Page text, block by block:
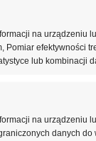
na urządzeniu
Pomiar efektywności
lub kombinacji
na urządzeniu
danych do
w postaci folii
taśmy
i pierwszy rząd
dylatacyjnej.
izolacji cieplnej
folię PE